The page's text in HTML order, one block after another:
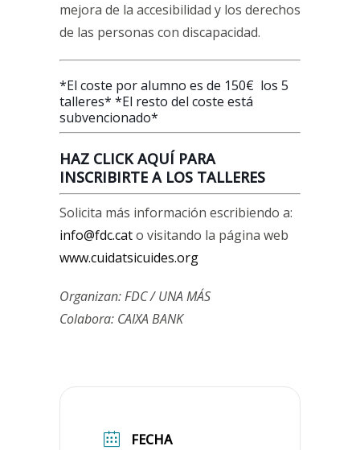
mejora de la accesibilidad y los derechos
de las personas con discapacidad.
*El coste por alumno es de 150€ los 5
talleres* *El resto del coste está
subvencionado*
HAZ CLICK AQUÍ PARA
INSCRIBIRTE A LOS TALLERES
Solicita más información escribiendo a:
info@fdc.cato visitando la página web
www.cuidatsicuides.org
Organizan: FDC / UNA MÁS
Colabora: CAIXA BANK
FECHA